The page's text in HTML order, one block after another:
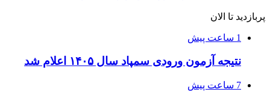
پربازدید تا الان
1 ساعت پیش
نتیجه آزمون ورودی سمپاد سال ۱۴۰۵ اعلام شد
7 ساعت پیش